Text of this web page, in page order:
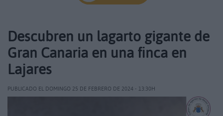
Descubren un lagarto gigante de
Gran Canaria en una finca en
Lajares
PUBLICADO EL DOMINGO 25 DE FEBRERO DE 2024 - 13:30H